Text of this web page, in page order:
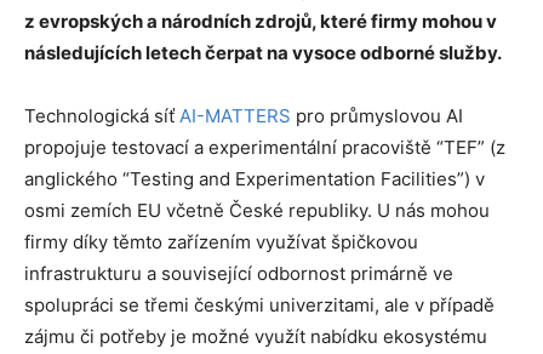
z evropských a národních zdrojů, které firmy mohou v
následujících letech čerpat na vysoce odborné služby.
Technologická síť AI-MATTERS pro průmyslovou AI
propojuje testovací a experimentální pracoviště “TEF” (z
anglického “Testing and Experimentation Facilities”) v
osmi zemích EU včetně České republiky. U nás mohou
firmy díky těmto zařízením využívat špičkovou
infrastrukturu a související odbornost primárně ve
spolupráci se třemi českými univerzitami, ale v případě
zájmu či potřeby je možné využít nabídku ekosystému